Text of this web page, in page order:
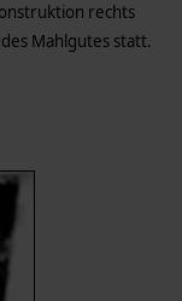
rechts
Mahlgutes statt.